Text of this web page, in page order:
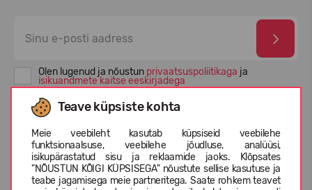
Teave küpsiste kohta
Meie veebileht kasutab küpsiseid veebilehe
funktsionaalsuse, veebilehe jõudluse, analüüsi,
isikupärastatud sisu ja reklaamide jaoks. Klõpsates
"NÕUSTUN KÕIGI KÜPSISEGA" nõustute sellise kasutuse ja
teabe jagamisega meie partneritega. Saate rohkem teavet
Olen lugenud ja nõustun privaatsuspoliitikaga ja
isikuandmete kaitse eeskirjadega